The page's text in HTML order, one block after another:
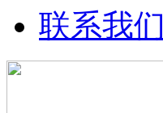
联系我们